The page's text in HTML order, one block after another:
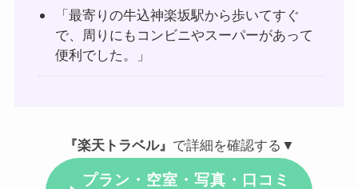
「最寄りの牛込神楽坂駅から歩いてすぐ
で、周りにもコンビニやスーパーがあって
便利でした。」
『楽天トラベル』 で詳細を確認する▼
プラン・空室・写真・口コミ